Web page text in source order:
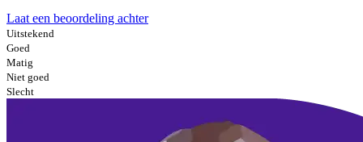
Laat een beoordeling achter
Uitstekend
Goed
Matig
Niet goed
Slecht